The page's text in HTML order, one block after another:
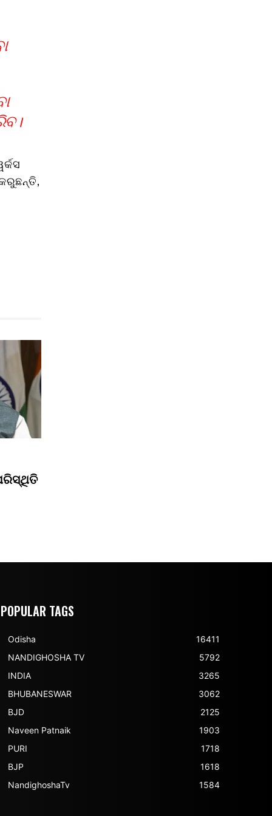
POPULAR TAGS
Odisha
16411
NANDIGHOSHA TV
5792
INDIA
3265
BHUBANESWAR
3062
BJD
2125
Naveen Patnaik
1903
PURI
1718
BJP
1618
NandighoshaTv
1584